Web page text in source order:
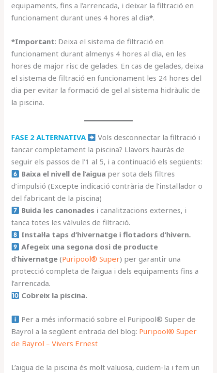
equipaments, fins a l’arrencada, i deixar la filtració en
funcionament durant unes 4 hores al dia*.
*Important: Deixa el sistema de filtració en
funcionament durant almenys 4 hores al dia, en les
hores de major risc de gelades. En cas de gelades, deixa
el sistema de filtració en funcionament les 24 hores del
dia per evitar la formació de gel al sistema hidràulic de
la piscina.
FASE 2 ALTERNATIVA
Vols desconnectar la filtració i
tancar completament la piscina? Llavors hauràs de
seguir els passos de l’1 al 5, i a continuació els següents:
Baixa el nivell de l’aigua per sota dels filtres
d’impulsió (Excepte indicació contrària de l’instal·lador o
del fabricant de la piscina)
Buida les canonades i canalitzacions externes, i
tanca totes les vàlvules de filtració.
Instal·la taps d’hivernatge i flotadors d’hivern.
Afegeix una segona dosi de producte
d’hivernatge (Puripool® Super) per garantir una
protecció completa de l’aigua i dels equipaments fins a
l’arrencada.
Cobreix la piscina.
Per a més informació sobre el Puripool® Super de
Bayrol a la següent entrada del blog: Puripool® Super
de Bayrol – Vivers Ernest
L’aigua de la piscina és molt valuosa, cuidem-la i fem un